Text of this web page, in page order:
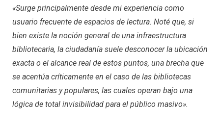
«Surge principalmente desde mi experiencia como
usuario frecuente de espacios de lectura. Noté que, si
bien existe la noción general de una infraestructura
bibliotecaria, la ciudadanía suele desconocer la ubicación
exacta o el alcance real de estos puntos, una brecha que
se acentúa críticamente en el caso de las bibliotecas
comunitarias y populares, las cuales operan bajo una
lógica de total invisibilidad para el público masivo».